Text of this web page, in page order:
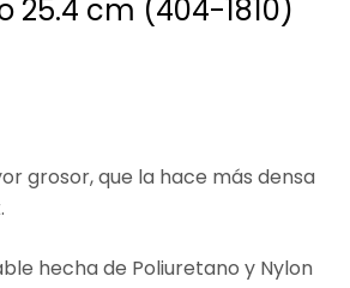
138.90
99.60
25.4 cm (404-1810)
grosor, que la hace más densa
hecha de Poliuretano y Nylon